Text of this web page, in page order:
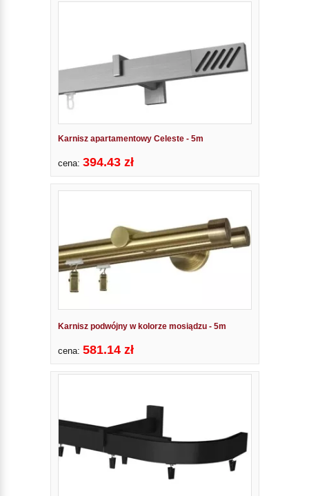
Karnisz apartamentowy Celeste - 5m
cena: 394.43 zł
Karnisz podwójny w kolorze mosiądzu - 5m
cena: 581.14 zł